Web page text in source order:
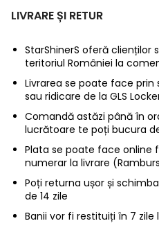
LIVRARE ȘI RETUR
StarShinerS oferă clienților
teritoriul României la
Livrarea se poate face prin
sau ridicare de la GLS
Comandă astăzi până în
lucrătoare te poți bucura
Plata se poate face online
numerar la livrare
Poți returna ușor și
de 14 zile
Banii vor fi restituiți în 7 zile